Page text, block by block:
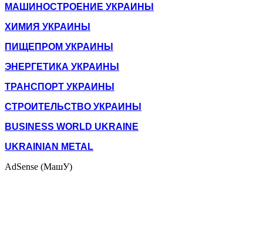
МАШИНОСТРОЕНИЕ УКРАИНЫ
ХИМИЯ УКРАИНЫ
ПИЩЕПРОМ УКРАИНЫ
ЭНЕРГЕТИКА УКРАИНЫ
ТРАНСПОРТ УКРАИНЫ
СТРОИТЕЛЬСТВО УКРАИНЫ
BUSINESS WORLD UKRAINE
UKRAINIAN METAL
AdSense (МашУ)